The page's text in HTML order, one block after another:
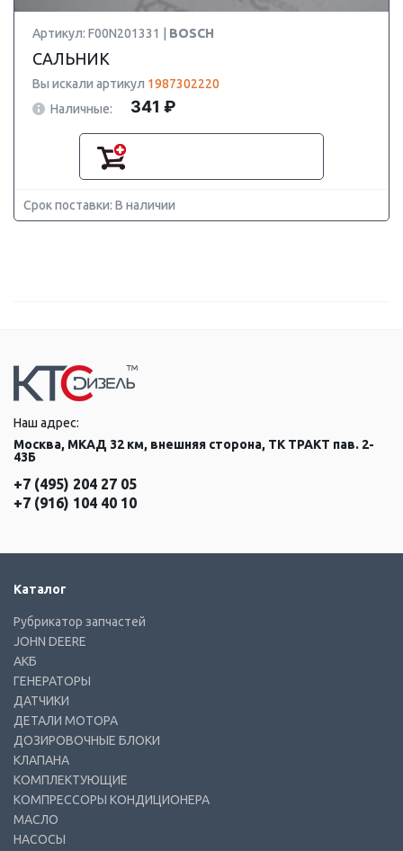
Артикул: F00N201331 | BOSCH
САЛЬНИК
Вы искали артикул 1987302220
Наличные:
341 ₽
Срок поставки: В наличии
Наш адрес:
Москва, МКАД 32 км, внешняя сторона, ТК ТРАКТ пав. 2-
43Б
+7 (495) 204 27 05
+7 (916) 104 40 10
Каталог
Рубрикатор запчастей
JOHN DEERE
АКБ
ГЕНЕРАТОРЫ
ДАТЧИКИ
ДЕТАЛИ МОТОРА
ДОЗИРОВОЧНЫЕ БЛОКИ
КЛАПАНА
КОМПЛЕКТУЮЩИЕ
КОМПРЕССОРЫ КОНДИЦИОНЕРА
МАСЛО
НАСОСЫ